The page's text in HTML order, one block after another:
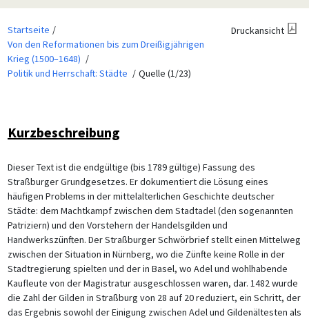
Startseite
Von den Reformationen bis zum Dreißigjährigen
Krieg (1500–1648)
Politik und Herrschaft: Städte
Quelle (1/23)
Druckansicht
Kurzbeschreibung
Dieser Text ist die endgültige (bis 1789 gültige) Fassung des
Straßburger Grundgesetzes. Er dokumentiert die Lösung eines
häufigen Problems in der mittelalterlichen Geschichte deutscher
Städte: dem Machtkampf zwischen dem Stadtadel (den sogenannten
Patriziern) und den Vorstehern der Handelsgilden und
Handwerkszünften. Der Straßburger Schwörbrief stellt einen Mittelweg
zwischen der Situation in Nürnberg, wo die Zünfte keine Rolle in der
Stadtregierung spielten und der in Basel, wo Adel und wohlhabende
Kaufleute von der Magistratur ausgeschlossen waren, dar. 1482 wurde
die Zahl der Gilden in Straßburg von 28 auf 20 reduziert, ein Schritt, der
das Ergebnis sowohl der Einigung zwischen Adel und Gildenältesten als